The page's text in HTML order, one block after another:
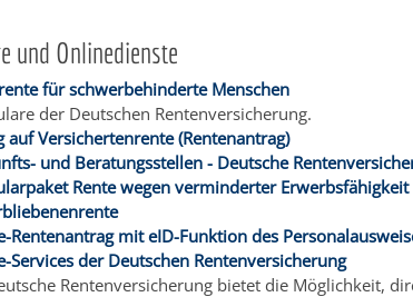
und Onlinedienste
für schwerbehinderte Menschen
der Deutschen Rentenversicherung.
auf Versichertenrente (Rentenantrag)
und Beratungsstellen - Deutsche
Rente wegen verminderter Erwerbsfähigkeit
Rentenantrag mit eID-Funktion des
Services der Deutschen Rentenversicherung
Rentenversicherung bietet die Möglichkeit,